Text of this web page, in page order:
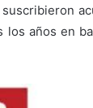
años en